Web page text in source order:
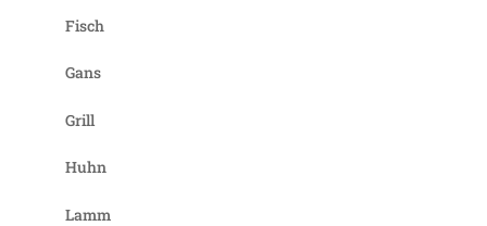
Fisch
Gans
Grill
Huhn
Lamm